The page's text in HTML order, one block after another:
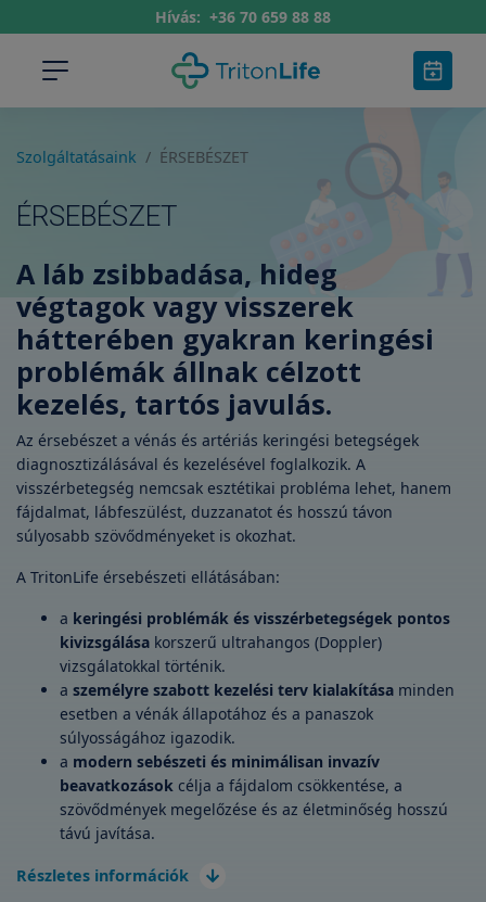
Hívás: +36 70 659 88 88
Szolgáltatásaink ÉRSEBÉSZET
ÉRSEBÉSZET
A láb zsibbadása, hideg
végtagok vagy visszerek
hátterében gyakran keringési
problémák állnak célzott
kezelés, tartós javulás.
Az érsebészet a vénás és artériás keringési betegségek
diagnosztizálásával és kezelésével foglalkozik. A
visszérbetegség nemcsak esztétikai probléma lehet, hanem
fájdalmat, lábfeszülést, duzzanatot és hosszú távon
súlyosabb szövődményeket is okozhat.
A TritonLife érsebészeti ellátásában:
a keringési problémák és visszérbetegségek pontos
kivizsgálása korszerű ultrahangos (Doppler)
vizsgálatokkal történik.
a személyre szabott kezelési terv kialakítása minden
esetben a vénák állapotához és a panaszok
súlyosságához igazodik.
a modern sebészeti és minimálisan invazív
beavatkozások célja a fájdalom csökkentése, a
szövődmények megelőzése és az életminőség hosszú
távú javítása.
Részletes információk